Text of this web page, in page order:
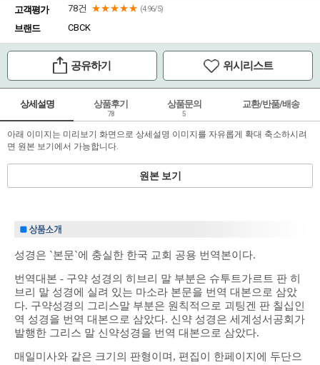
고객평가 78건 ★★★★★ (4.96/5)
브랜드 CBCK
공유하기 위시리스트
상세설명 상품후기
78
상품문의
5
교환/반품/배송
아래 이미지는 미리보기 화면으로 상세설명 이미지를 자유롭게 확대 축소하시려
면 원본 보기에서 가능합니다.
원본 보기
성경은 `본문`에 충실한 한국 교회 공용 번역본이다.
번역대본 - 구약 성경의 히브리 말 부분은 슈투트가르트 판 히
브리 말 성경에 실려 있는 마소라 본문을 번역 대본으로 삼았
다. 구약성경의 그리스말 부분은 원칙적으로 괴팅겐 판 칠십인
역 성경을 번역 대본으로 삼았다. 신약 성경은 세계성서공회가
발행한 그리스 말 신약성경을 번역 대본으로 삼았다.
매일미사와 같은 크기의 판형이며, 편집이 한페이지에 두단으